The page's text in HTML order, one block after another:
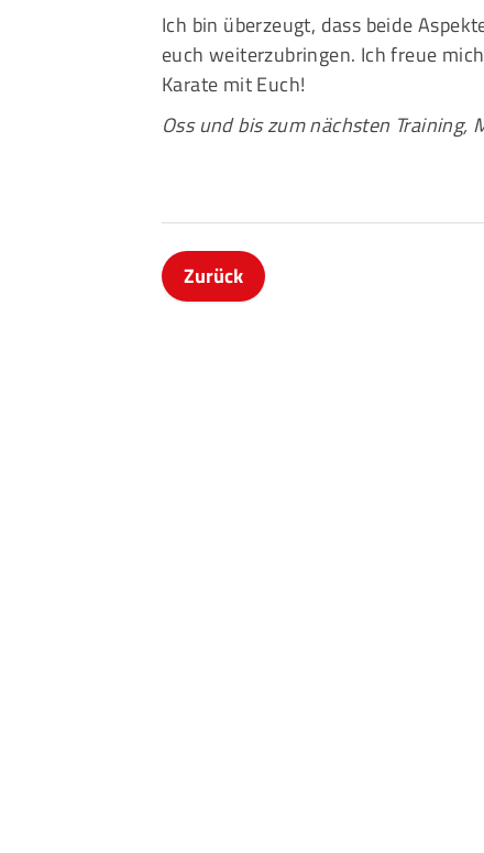
Ich bin überzeugt, dass beide
euch weiterzubringen. Ich freue
Karate mit Euch!
Oss und bis zum nächsten Training,
Zurück